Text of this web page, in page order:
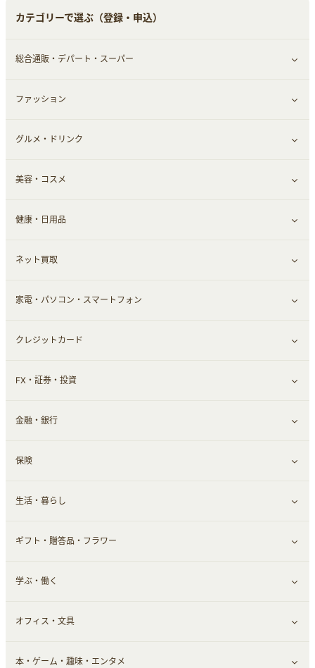
カテゴリーで選ぶ（登録・申込）
総合通販・デパート・スーパー
すべて見る
総合通販
ファッション
すべて見る
ファッション
インナー・下着
スーツ・フォーマル
グルメ・ドリンク
すべて見る
グルメ
お酒
食材宅配
ウォーターサーバー
美容・コスメ
すべて見る
ヘアケア
エステ・サロン
メンズ美容
健康・日用品
すべて見る
スポーツ・フィットネス
日用品・薬局・からだ
ネット買取
すべて見る
ネット買取
家電・パソコン・スマートフォン
すべて見る
家電・パソコン・ソフトウェア
通信・レンタルサーバー
スマホ・携帯電話・SIM
定額制有料コンテンツ
クレジットカード
すべて見る
クレジットカード
FX・証券・投資
すべて見る
証券
仮想通貨
その他投資
金融・銀行
銀行・ネット銀行
キャッシング・ローン
その他金融
保険
すべて見る
保険相談・面談
生活・暮らし
すべて見る
住まい・暮らし
不動産
引越し
ギフト・贈答品・フラワー
すべて見る
ギフト・贈答品
学ぶ・働く
すべて見る
習い事・学習・学校
オフィス・文具
すべて見る
本・ゲーム・趣味・エンタメ